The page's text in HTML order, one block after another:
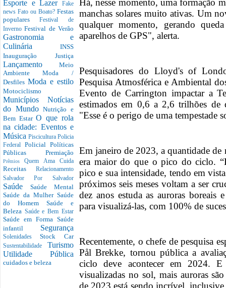
Esporte e Lazer
Fake
news Fato ou Boato? Festas
popularesFestival de
InvernoFestival de Verão
Gastronomia e
Culinária INSS
Inauguração Justiça
Lançamento Meio
AmbienteModa /
Desfiles Moda e estilo
Motociclismo
Municípios Notícias
do MundoNutrição e
Bem EstarO que rola
na cidade: Eventos e
Música Piscicultura Policia
Federal Policial Políticas
Públicas Premiação
PrêmiosQuem Ama Cuida
Receitas Relacionamento
Salvador Por Salvador
Saúde Saúde Mental
Saúde da Mulher Saúde
do Homem Saúde e
Beleza Saúde e Bem Estar
Saúde em Forma Saúde
infantil Segurança
SolenidadesStock Car
Sustentabilidade Turismo
Utilidade Pública
cuidados e beleza
Há, nesse momento, uma formação
manchas solares muito ativas. Um
qualquer momento, gerando
aparelhos de GPS", alerta.
Pesquisadores do Lloyd's of
Pesquisa Atmosférica e Ambiental
Evento de Carrington impactar a
estimados em 0,6 a 2,6 trilhões de
"Esse é o perigo de uma tempestade
Em janeiro de 2023, a quantidade de
era maior do que o pico do ciclo.
pico e sua intensidade, tendo em
próximos seis meses voltam a ser
dez anos estuda as auroras boreais
para visualizá-las, com 100% de
Recentemente, o chefe de pesquisa
Pål Brekke, tornou pública a
ciclo deve acontecer em 2024. E
visualizadas no sol, mais auroras
de 2023 está sendo incrível,